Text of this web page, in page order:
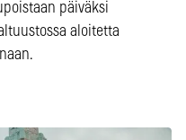
päiväksi
aloitetta